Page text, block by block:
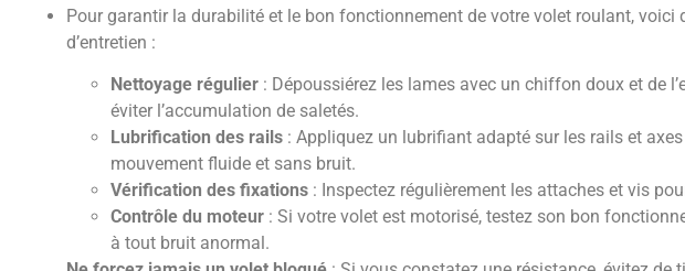
Pour garantir la durabilité et le bon fonctionnement de votre volet roulant, voici
d’entretien :
Nettoyage régulier : Dépoussiérez les lames avec un chiffon doux et de
éviter l’accumulation de saletés.
Lubrification des rails : Appliquez un lubrifiant adapté sur les rails et
mouvement fluide et sans bruit.
Vérification des fixations : Inspectez régulièrement les attaches et vis
Contrôle du moteur : Si votre volet est motorisé, testez son bon
à tout bruit anormal.